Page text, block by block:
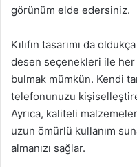
görünüm elde edersiniz.
Kılıfın tasarımı da
desen seçenekleri ile
bulmak mümkün. Kendi
telefonunuzu
Ayrıca, kaliteli
uzun ömürlü kullanım
almanızı sağlar.